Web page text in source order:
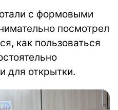
с формовыми
посмотрел
как пользоваться
для открытки.